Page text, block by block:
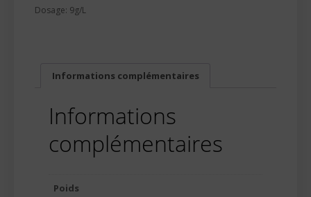
Dosage: 9g/L
Informations complémentaires
Informations
complémentaires
Poids